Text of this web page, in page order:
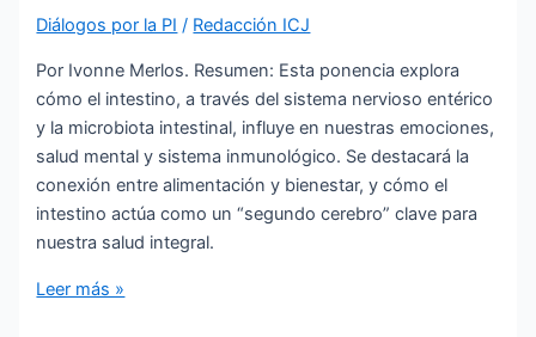
Diálogos por la PI / Redacción ICJ
Por Ivonne Merlos. Resumen: Esta ponencia explora
cómo el intestino, a través del sistema nervioso entérico
y la microbiota intestinal, influye en nuestras emociones,
salud mental y sistema inmunológico. Se destacará la
conexión entre alimentación y bienestar, y cómo el
intestino actúa como un “segundo cerebro” clave para
nuestra salud integral.
El
Leer más »